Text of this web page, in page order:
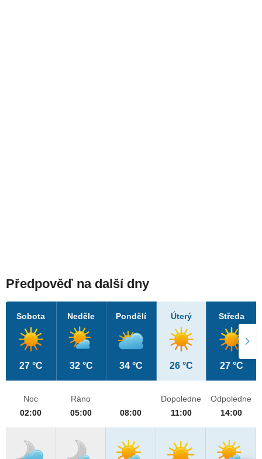
Předpověď na další dny
Sobota
27 °C
Neděle
32 °C
Pondělí
34 °C
Úterý
26 °C
Středa
27 °C
Noc
02:00
Ráno
05:00
08:00
Dopoledne
11:00
Odpoledne
14:00